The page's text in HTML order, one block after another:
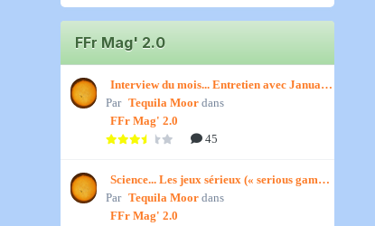
FFr Mag' 2.0
Interview du mois... Entretien avec January,
par Titenath
Par Tequila Moor dans
FFr Mag' 2.0
45
Science... Les jeux sérieux (« serious games
») par Jedino
Par Tequila Moor dans
FFr Mag' 2.0